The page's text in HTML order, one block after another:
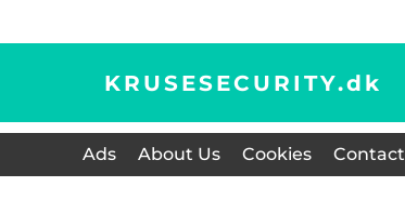
KRUSESECURITY.dk
Ads About Us Cookies Contact